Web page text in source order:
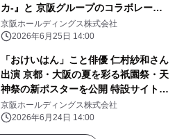
カ-』と 京阪グループのコラボレーシ
ョン企画が決定！ 放送初日の7月5日
(日)にニデック京都タワーの特別ライ
京阪ホールディングス株式会社
2026年6月25日 14:00
「おけいはん」こと俳優 仁村紗和さん
出演 京都・大阪の夏を彩る祇園祭・天
神祭の新ポスターを公開 特設サイトは
本日、ポスターは6月25日(木)より掲
出開始。
京阪ホールディングス株式会社
2026年6月24日 14:00